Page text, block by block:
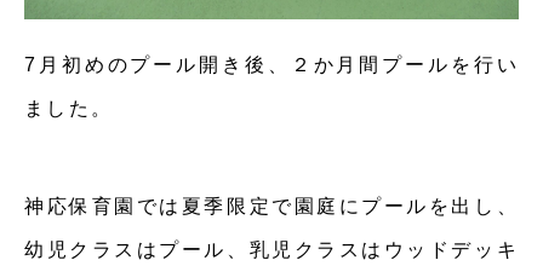
7月初めのプール開き後、２か月間プールを行い
ました。
神応保育園では夏季限定で園庭にプールを出し、
幼児クラスはプール、乳児クラスはウッドデッキ